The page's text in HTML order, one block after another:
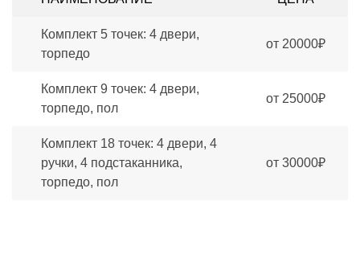
Комплект 5 точек: 4 двери,
торпедо
от 20000₽
Комплект 9 точек: 4 двери,
торпедо, пол
от 25000₽
Комплект 18 точек: 4 двери, 4
ручки, 4 подстаканника,
торпедо, пол
от 30000₽